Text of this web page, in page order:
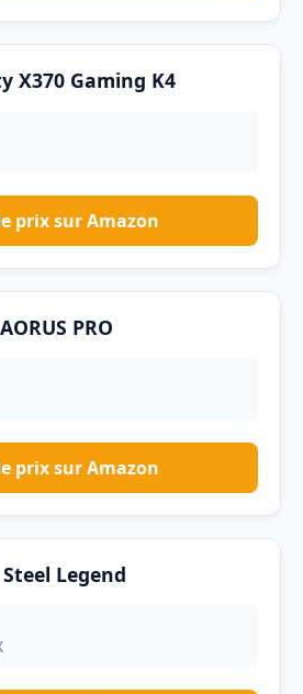
X370 Gaming K4
prix sur Amazon
PRO
prix sur Amazon
Legend